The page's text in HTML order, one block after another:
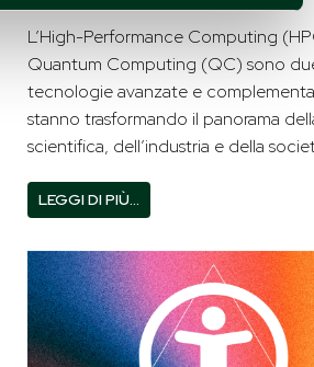
L’High-Performance Computing
Quantum Computing (QC) sono
tecnologie avanzate e
stanno trasformando il panorama
scientifica, dell’industria e della
LEGGI DI PIÙ…